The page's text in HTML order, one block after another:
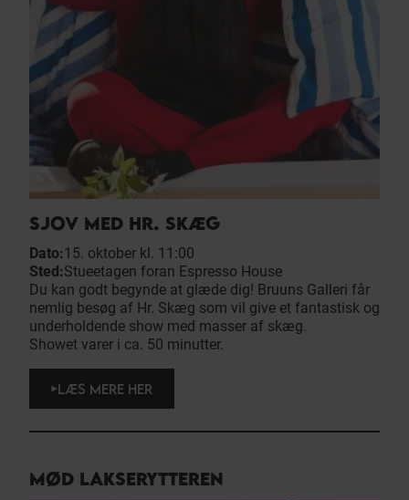
SJOV MED HR. SKÆG
Dato:15. oktober kl. 11:00
Sted:Stueetagen foran Espresso House
Du kan godt begynde at glæde dig! Bruuns Galleri får
nemlig besøg af Hr. Skæg som vil give et fantastisk og
underholdende show med masser af skæg.
Showet varer i ca. 50 minutter.
LÆS MERE HER
MØD LAKSERYTTEREN